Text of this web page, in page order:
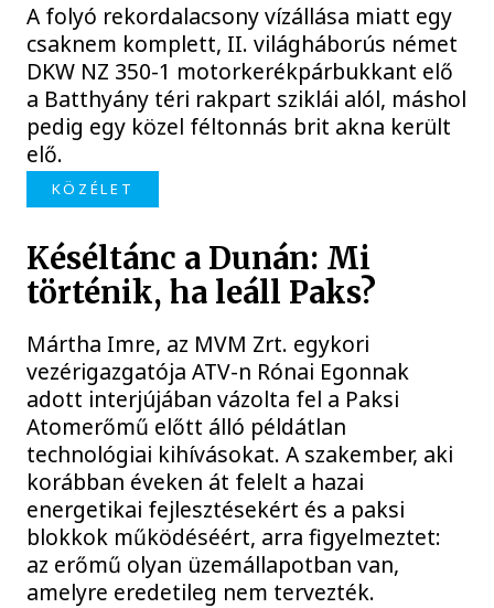
A folyó rekordalacsony vízállása miatt egy
csaknem komplett, II. világháborús német
DKW NZ 350-1 motorkerékpárbukkant elő
a Batthyány téri rakpart sziklái alól, máshol
pedig egy közel féltonnás brit akna került
elő.
KÖZÉLET
Késéltánc a Dunán: Mi
történik, ha leáll Paks?
Mártha Imre, az MVM Zrt. egykori
vezérigazgatója ATV-n Rónai Egonnak
adott interjújában vázolta fel a Paksi
Atomerőmű előtt álló példátlan
technológiai kihívásokat. A szakember, aki
korábban éveken át felelt a hazai
energetikai fejlesztésekért és a paksi
blokkok működéséért, arra figyelmeztet:
az erőmű olyan üzemállapotban van,
amelyre eredetileg nem tervezték.